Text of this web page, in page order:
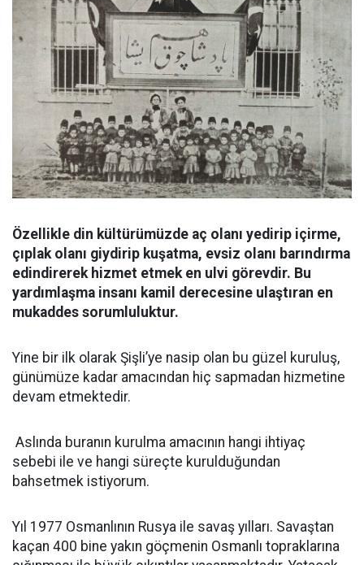
Özellikle din kültürümüzde aç olanı yedirip içirme,
çıplak olanı giydirip kuşatma, evsiz olanı barındırma
edindirerek hizmet etmek en ulvi görevdir. Bu
yardımlaşma insanı kamil derecesine ulaştıran en
mukaddes sorumluluktur.
Yine bir ilk olarak Şişli’ye nasip olan bu güzel kuruluş,
günümüze kadar amacından hiç sapmadan hizmetine
devam etmektedir.
Aslında buranın kurulma amacının hangi ihtiyaç
sebebi ile ve hangi süreçte kurulduğundan
bahsetmek istiyorum.
Yıl 1977 Osmanlının Rusya ile savaş yılları. Savaştan
kaçan 400 bine yakın göçmenin Osmanlı topraklarına